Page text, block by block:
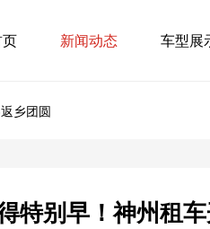
新闻动态 车型展
乡团圆
特别早！神州租